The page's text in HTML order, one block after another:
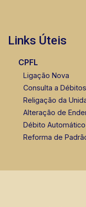
Links Úteis
CPFL
Ligação Nova
Consulta a
Religação da
Alteração de
Débito Automático
Reforma de